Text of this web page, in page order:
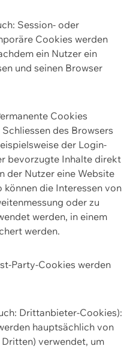
Session- oder
Cookies werden
ein Nutzer ein
und seinen Browser
Cookies
des Browsers
der Login-
bevorzugte Inhalte direkt
der Nutzer eine Website
können die Interessen von
oder zu
werden, in einem
werden.
Party-Cookies werden
Drittanbieter-Cookies):
hauptsächlich von
verwendet, um